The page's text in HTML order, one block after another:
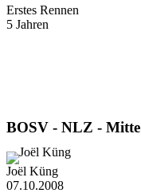
Erstes Rennen
5 Jahren
BOSV - NLZ - Mitte
Joël Küng
07.10.2008